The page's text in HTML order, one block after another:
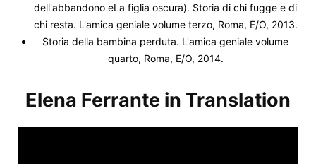
dell'abbandono eLa figlia oscura). Storia di chi fugge e di
chi resta. L'amica geniale volume terzo, Roma, E/O, 2013.
Storia della bambina perduta. L'amica geniale volume
quarto, Roma, E/O, 2014.
Elena Ferrante in Translation